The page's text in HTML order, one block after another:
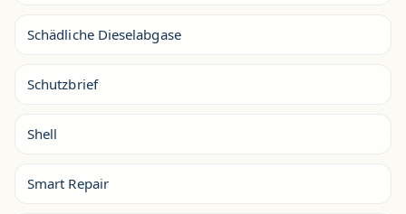
Schädliche Dieselabgase
Schutzbrief
Shell
Smart Repair